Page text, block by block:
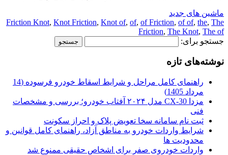
ماشین های جدید
Friction Knot, Knot Friction, Knot of, of, of Friction, of of, the, The
Friction, The Knot, The of
جستجو برای:
نوشته‌های تازه
راهنمای کامل مراحل و شرایط اسقاط خودرو فرسوده (14
مرداد 1405)
مزدا CX-30 مدل ۲۰۲۴ آفتاب خودرو؛ بررسی و مشخصات
فنی
ثبت نام سامانه سخا تعویض پلاک و احراز سکونت
شرایط واردات خودرو به مناطق آزاد، راهنمای کامل قوانین و
محدودیت ها
واردات خودروی صفر برای اشخاص حقیقی ممنوع شد